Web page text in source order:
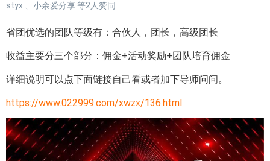
styx 小余爱分享等2 人赞同
省团优选的团队等级有：合伙人，团长，高级团长
收益主要分三个部分：佣金+活动奖励+团队培育佣金
详细说明可以点下面链接自己看或者加下导师问问。
https://www.022999.com/xwzx/136.html